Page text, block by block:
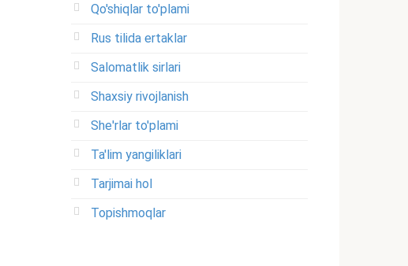
Qo'shiqlar to'plami
Rus tilida ertaklar
Salomatlik sirlari
Shaxsiy rivojlanish
She'rlar to'plami
Ta'lim yangiliklari
Tarjimai hol
Topishmoqlar